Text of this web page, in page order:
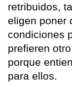
retribuidos,
eligen poner
condiciones
prefieren
porque
para ellos.